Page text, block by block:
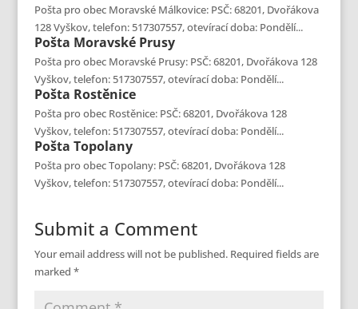
Pošta pro obec Moravské Málkovice: PSČ: 68201, Dvořákova
128 Vyškov, telefon: 517307557, otevírací doba: Pondělí...
Pošta Moravské Prusy
Pošta pro obec Moravské Prusy: PSČ: 68201, Dvořákova 128
Vyškov, telefon: 517307557, otevírací doba: Pondělí...
Pošta Rostěnice
Pošta pro obec Rostěnice: PSČ: 68201, Dvořákova 128
Vyškov, telefon: 517307557, otevírací doba: Pondělí...
Pošta Topolany
Pošta pro obec Topolany: PSČ: 68201, Dvořákova 128
Vyškov, telefon: 517307557, otevírací doba: Pondělí...
Submit a Comment
Your email address will not be published. Required fields are
marked *